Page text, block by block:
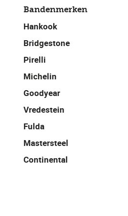
Bandenmerken
Hankook
Bridgestone
Pirelli
Michelin
Goodyear
Vredestein
Fulda
Mastersteel
Continental